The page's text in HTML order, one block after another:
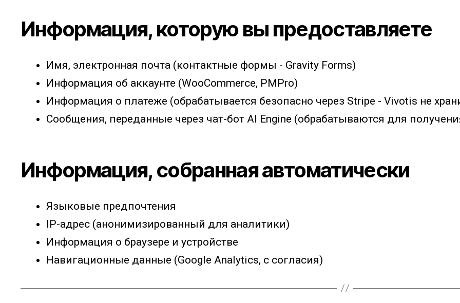
Информация, которую вы предоставляете
Имя, электронная почта (контактные формы - Gravity Forms)
Информация об аккаунте (WooCommerce, PMPro)
Информация о платеже (обрабатывается безопасно через Stripe - Vivotis не
Сообщения, переданные через чат-бот AI Engine (обрабатываются для
Информация, собранная автоматически
Языковые предпочтения
IP-адрес (анонимизированный для аналитики)
Информация о браузере и устройстве
Навигационные данные (Google Analytics, с согласия)